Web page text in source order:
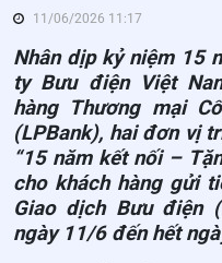
11/06/2026 11:17
Nhân dịp kỷ niệm 15
ty Bưu điện Việt
hàng Thương mại
(LPBank), hai đơn vị
“15 năm kết nối –
cho khách hàng gửi
Giao dịch Bưu điện
ngày 11/6 đến hết